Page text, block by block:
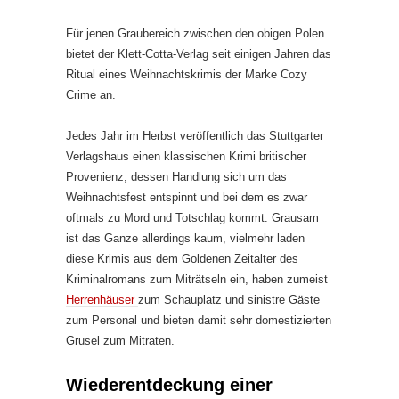
Für jenen Graubereich zwischen den obigen Polen
bietet der Klett-Cotta-Verlag seit einigen Jahren das
Ritual eines Weihnachtskrimis der Marke Cozy
Crime an.
Jedes Jahr im Herbst veröffentlich das Stuttgarter
Verlagshaus einen klassischen Krimi britischer
Provenienz, dessen Handlung sich um das
Weihnachtsfest entspinnt und bei dem es zwar
oftmals zu Mord und Totschlag kommt. Grausam
ist das Ganze allerdings kaum, vielmehr laden
diese Krimis aus dem Goldenen Zeitalter des
Kriminalromans zum Miträtseln ein, haben zumeist
Herrenhäuser zum Schauplatz und sinistre Gäste
zum Personal und bieten damit sehr domestizierten
Grusel zum Mitraten.
Wiederentdeckung einer